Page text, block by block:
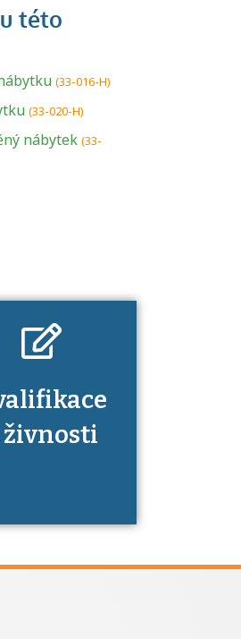
(33-016-H)
(33-020-H)
nábytek (33-
živnosti
živností je
k
získání